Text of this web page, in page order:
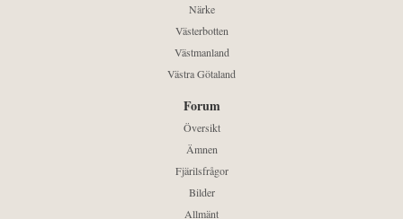
Närke
Västerbotten
Västmanland
Västra Götaland
Forum
Översikt
Ämnen
Fjärilsfrågor
Bilder
Allmänt